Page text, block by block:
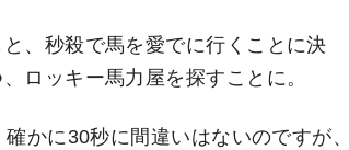
、秒殺で馬を愛でに行くことに決
ロッキー馬力屋を探すことに。
かに30秒に間違いはないのですが、